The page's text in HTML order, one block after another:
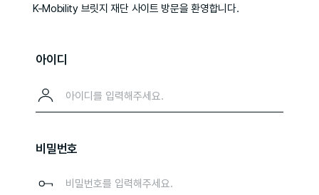
K-Mobility 브릿지 재단 사이트 방문을 환영합니다.
아이디
비밀번호